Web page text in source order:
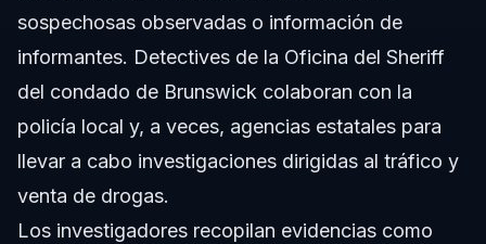
sospechosas observadas o información de
informantes. Detectives de la Oficina del Sheriff
del condado de Brunswick colaboran con la
policía local y, a veces, agencias estatales para
llevar a cabo investigaciones dirigidas al tráfico y
venta de drogas.
Los investigadores recopilan evidencias como